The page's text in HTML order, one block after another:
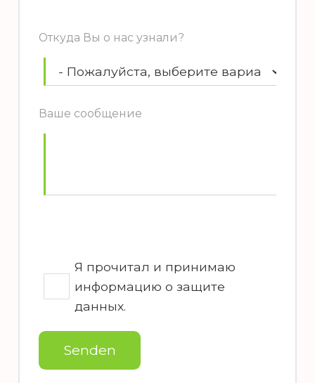
Откуда Вы о нас узнали?
Ваше сообщение
Я прочитал и принимаю
информацию о защите
данных.